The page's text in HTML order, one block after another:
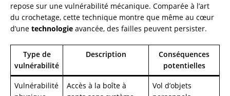
repose sur une vulnérabilité mécanique. Comparée à l’art
du crochetage, cette technique montre que même au cœur
d’une technologie avancée, des failles peuvent persister.
Type de
vulnérabilité
Description
Conséquences
potentielles
Vulnérabilité
Accès à la boîte à
Vol d’objets